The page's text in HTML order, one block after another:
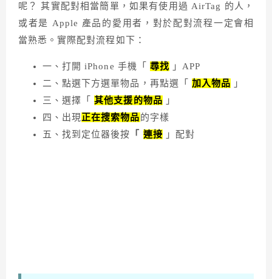
呢？ 其實配對相當簡單，如果有使用過 AirTag 的人，
或者是 Apple 產品的愛用者，對於配對流程一定會相
當熟悉。實際配對流程如下：
一、打開 iPhone 手機「 尋找」APP
二、點選下方選單物品，再點選「 加入物品 」
三、選擇「其他支援的物品 」
四、出現 正在捜索物品的字樣
五、找到定位器後按 「 連接 」配對